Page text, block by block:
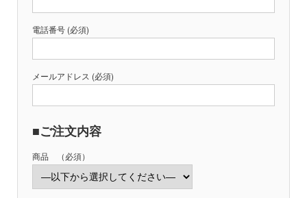
電話番号 (必須)
メールアドレス (必須)
■ご注文内容
商品 （必須）